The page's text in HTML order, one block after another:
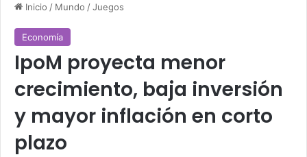
Inicio / Mundo /Juegos
Economía
IpoM proyecta menor
crecimiento, baja inversión
y mayor inflación en corto
plazo